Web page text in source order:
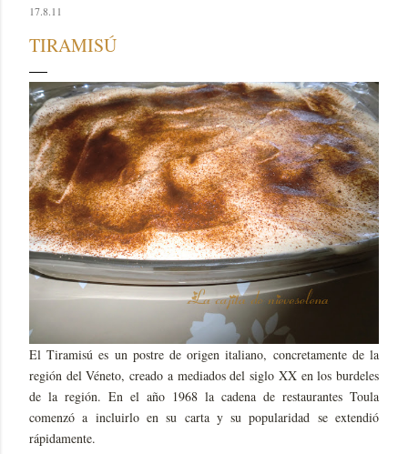
17.8.11
TIRAMISÚ
El Tiramisú es un postre de origen italiano, concretamente de la
región del Véneto, creado a mediados del siglo XX en los burdeles
de la región. En el año 1968 la cadena de restaurantes Toula
comenzó a incluirlo en su carta y su popularidad se extendió
rápidamente.